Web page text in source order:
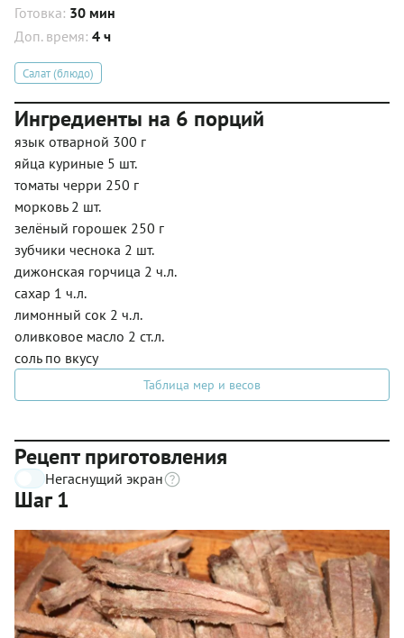
Готовка: 30 мин
Доп. время: 4 ч
Салат (блюдо)
Ингредиенты на 6 порций
язык отварной 300 г
яйца куриные 5 шт.
томаты черри 250 г
морковь 2 шт.
зелёный горошек 250 г
зубчики чеснока 2 шт.
дижонская горчица 2 ч.л.
сахар 1 ч.л.
лимонный сок 2 ч.л.
оливковое масло 2 ст.л.
соль по вкусу
Таблица мер и весов
Рецепт приготовления
Негаснущий экран
Шаг 1